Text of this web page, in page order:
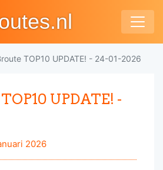
TOP10 UPDATE! - 24-01-2026
UPDATE! -
2026